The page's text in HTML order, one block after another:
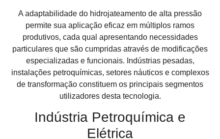
A adaptabilidade do hidrojateamento de alta pressão
permite sua aplicação eficaz em múltiplos ramos
produtivos, cada qual apresentando necessidades
particulares que são cumpridas através de modificações
especializadas e funcionais. Indústrias pesadas,
instalações petroquímicas, setores náuticos e complexos
de transformação constituem os principais segmentos
utilizadores desta tecnologia.
Indústria Petroquímica e
Elétrica